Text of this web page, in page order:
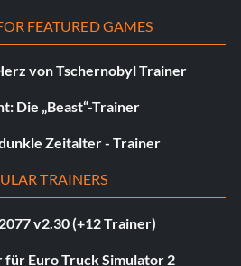
FEATURED GAMES
von Tschernobyl Trainer
Die „Beast“-Trainer
Zeitalter - Trainer
TRAINERS
v2.30 (+12 Trainer)
für Euro Truck Simulator 2